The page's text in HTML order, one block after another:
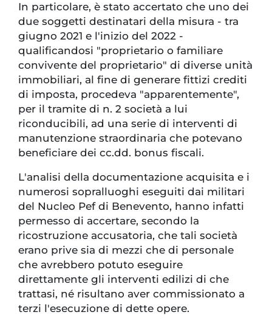
In particolare, è stato accertato che uno dei
due soggetti destinatari della misura - tra
giugno 2021 e l'inizio del 2022 -
qualificandosi "proprietario o familiare
convivente del proprietario" di diverse unità
immobiliari, al fine di generare fittizi crediti
di imposta, procedeva "apparentemente",
per il tramite di n. 2 società a lui
riconducibili, ad una serie di interventi di
manutenzione straordinaria che potevano
beneficiare dei cc.dd. bonus fiscali.
L'analisi della documentazione acquisita e i
numerosi sopralluoghi eseguiti dai militari
del Nucleo Pef di Benevento, hanno infatti
permesso di accertare, secondo la
ricostruzione accusatoria, che tali società
erano prive sia di mezzi che di personale
che avrebbero potuto eseguire
direttamente gli interventi edilizi di che
trattasi, né risultano aver commissionato a
terzi l'esecuzione di dette opere.